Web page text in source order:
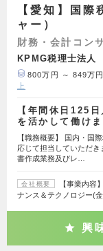
【愛知】国
ャー）
財務・会計コン
KPMG税理士法人
800万円 ～ 849万円
上
【年間休日125
を活かして働けま
【職務概要】 国内・国
応じて担当していただ
書作成業務及びレ…
会社概要
【事業内容
ナンス＆テクノロジー(
興